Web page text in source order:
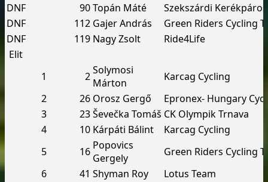
DNF
90Topán Máté
Szekszárdi Kerékpáros
DNF
112 Gajer András
Green Riders Cycling
DNF
119 Nagy Zsolt
Ride4Life
Elit
1
2Solymosi
Márton
Karcag Cycling
2
26 Orosz Gergő
Epronex- Hungary
3
23Ševečka Tomáš CK Olympik Trnava
4
10 Kárpáti Bálint
Karcag Cycling
5
16 Popovics
Gergely
Green Riders Cycling
6
41 Shyman Roy
Lotus Team